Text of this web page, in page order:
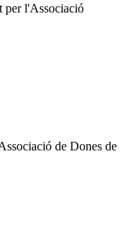
per l'Associació
de Dones de